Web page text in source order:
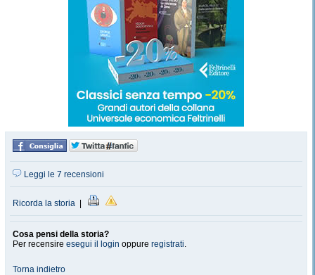
Leggi le 7 recensioni
Ricorda la storia
Cosa pensi della storia?
Per recensire esegui il login oppure registrati.
Torna indietro